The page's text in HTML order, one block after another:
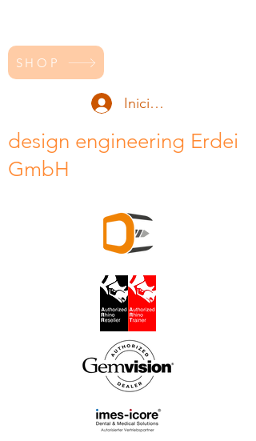
SHOP
Iniciar sesión
design engineering Erdei
GmbH